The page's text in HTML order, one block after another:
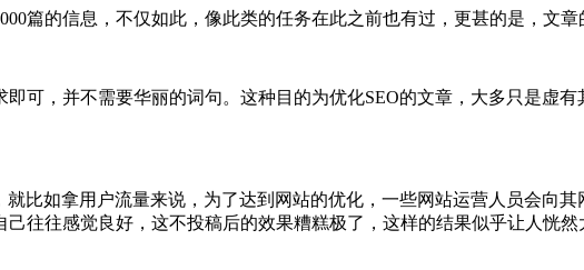
篇的信息，不仅如此，像此类的任务在此之前也有过，更甚的是，文章
可，并不需要华丽的词句。这种目的为优化SEO的文章，大多只是虚
比如拿用户流量来说，为了达到网站的优化，一些网站运营人员会向
往往感觉良好，这不投稿后的效果糟糕极了，这样的结果似乎让人恍然